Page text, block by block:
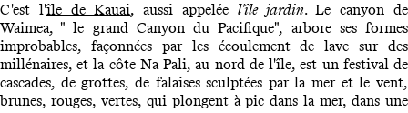
C'est l'île de Kauai, aussi appelée l'île jardin. Le canyon de
Waimea, " le grand Canyon du Pacifique", arbore ses formes
improbables, façonnées par les écoulement de lave sur des
millénaires, et la côte Na Pali, au nord de l'île, est un festival de
cascades, de grottes, de falaises sculptées par la mer et le vent,
brunes, rouges, vertes, qui plongent à pic dans la mer, dans une